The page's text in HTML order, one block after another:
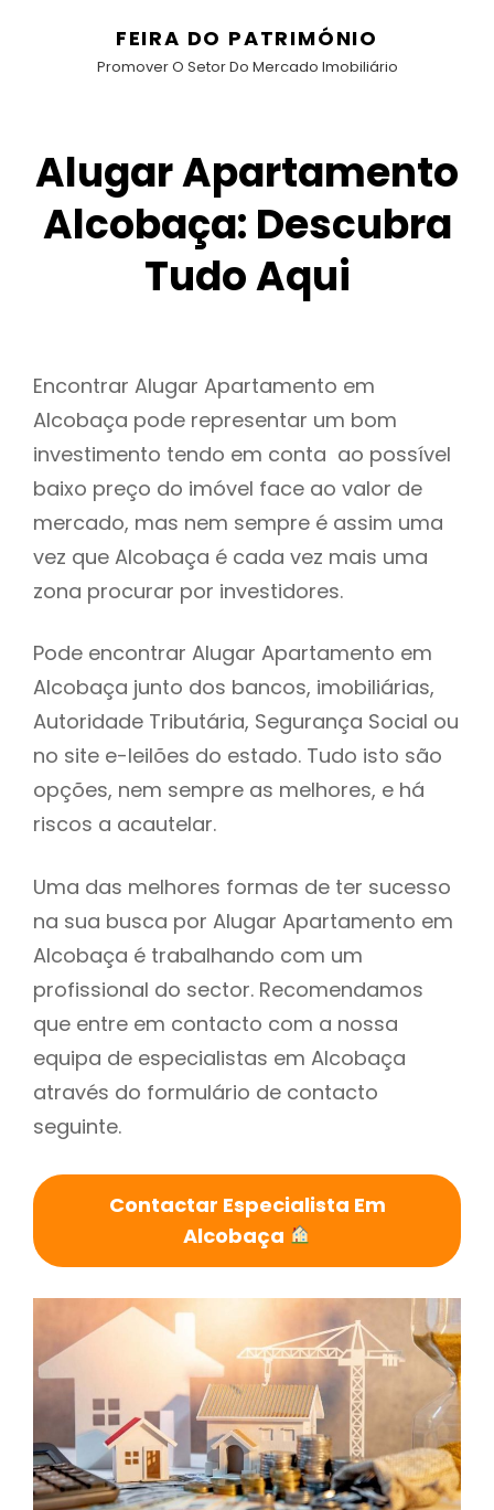
FEIRA DO PATRIMÓNIO
Promover O Setor Do Mercado Imobiliário
Alugar Apartamento
Alcobaça: Descubra
Tudo Aqui
Encontrar Alugar Apartamento em
Alcobaça pode representar um bom
investimento tendo em conta ao possível
baixo preço do imóvel face ao valor de
mercado, mas nem sempre é assim uma
vez que Alcobaça é cada vez mais uma
zona procurar por investidores.
Pode encontrar Alugar Apartamento em
Alcobaça junto dos bancos, imobiliárias,
Autoridade Tributária, Segurança Social ou
no site e-leilões do estado. Tudo isto são
opções, nem sempre as melhores, e há
riscos a acautelar.
Uma das melhores formas de ter sucesso
na sua busca por Alugar Apartamento em
Alcobaça é trabalhando com um
profissional do sector. Recomendamos
que entre em contacto com a nossa
equipa de especialistas em Alcobaça
através do formulário de contacto
seguinte.
Contactar Especialista Em
Alcobaça